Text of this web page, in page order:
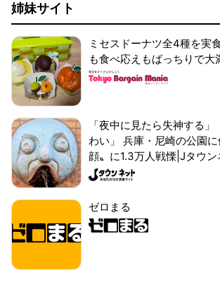
姉妹サイト
ミセスドーナツ全4種を実
も食べ応えもばっちりで大
「夜中に見たら失神する
わい」 兵庫・尼崎の公園
顔〟に1.3万人戦慄|Jタウン
ゼロまる